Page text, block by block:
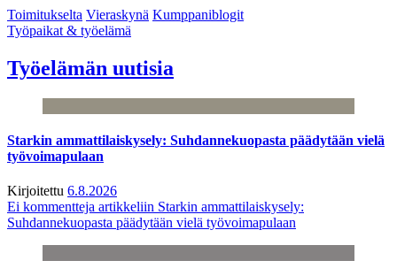
Toimitukselta Vieraskynä Kumppaniblogit
Työpaikat & työelämä
Työelämän uutisia
Starkin ammattilaiskysely: Suhdannekuopasta päädytään vielä
työvoimapulaan
Kirjoitettu 6.8.2026
Ei kommentteja artikkeliin Starkin ammattilaiskysely:
Suhdannekuopasta päädytään vielä työvoimapulaan